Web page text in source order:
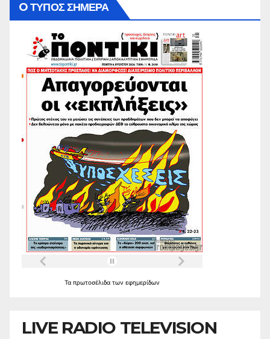
O ΤΥΠΟΣ ΣΗΜΕΡΑ
Τα πρωτοσέλιδα των εφημερίδων
LIVE RADIO TELEVISION